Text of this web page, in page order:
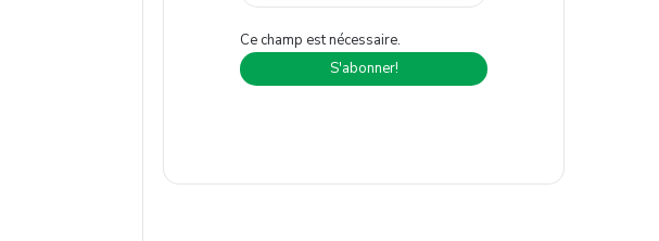
Ce champ est nécessaire.